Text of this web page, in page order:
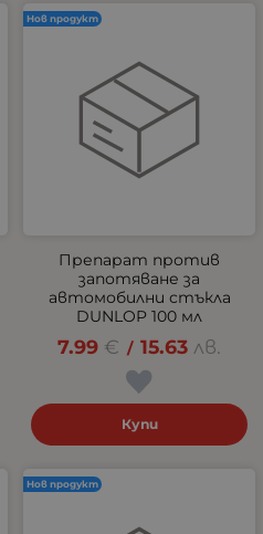
Препарат против
запотяване за
автомобилни стъкла
DUNLOP 100 мл
7.99 € / 15.63 лв.
Купи
Нов продукт
Нов продукт